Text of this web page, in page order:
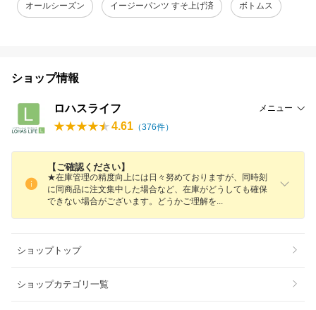
オールシーズン イージーパンツ すそ上げ済 ボトムス
ショップ情報
ロハスライフ メニュー
4.61 （376件）
【ご確認ください】
★在庫管理の精度向上には日々努めておりますが、同時刻
に同商品に注文集中した場合など、在庫がどうしても確保
できない場合がございます。どうかご理解を
ショップトップ
ショップカテゴリ一覧